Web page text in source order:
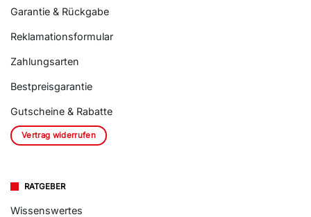
Garantie & Rückgabe
Reklamationsformular
Zahlungsarten
Bestpreisgarantie
Gutscheine & Rabatte
Vertrag widerrufen
RATGEBER
Wissenswertes